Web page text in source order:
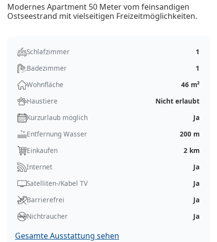
Modernes Apartment 50 Meter vom feinsandigen
Ostseestrand mit vielseitigen Freizeitmöglichkeiten.
Schlafzimmer
1
Badezimmer
1
Wohnfläche
46 m²
Haustiere
Nicht erlaubt
Kurzurlaub möglich
Ja
Entfernung Wasser
200 m
Einkaufen
2 km
Internet
Ja
Satelliten-/Kabel TV
Ja
Barrierefrei
Ja
Nichtraucher
Ja
Gesamte Ausstattung sehen